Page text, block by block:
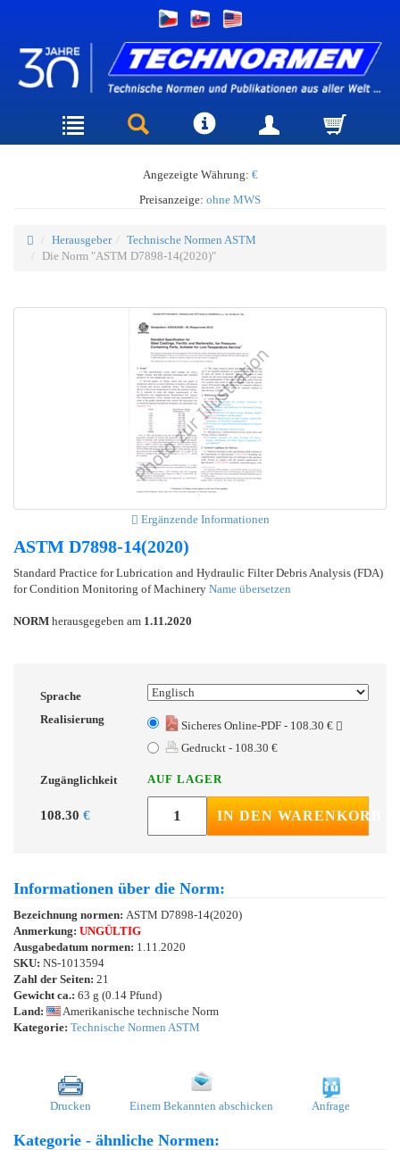
Angezeigte Währung: €
Preisanzeige: ohne MWS
Herausgeber
Technische Normen ASTM
Die Norm "ASTM D7898-14(2020)"
Ergänzende Informationen
ASTM D7898-14(2020)
Standard Practice for Lubrication and Hydraulic Filter Debris Analysis (FDA)
for Condition Monitoring of Machinery Name übersetzen
NORM herausgegeben am 1.11.2020
Sprache
Realisierung
Sicheres Online-PDF - 108.30 €
Gedruckt - 108.30 €
Zugänglichkeit AUF LAGER
108.30 € IN DEN WARENKORB
Informationen über die Norm:
Bezeichnung normen: ASTM D7898-14(2020)
Anmerkung: UNGÜLTIG
Ausgabedatum normen: 1.11.2020
SKU: NS-1013594
Zahl der Seiten: 21
Gewicht ca.: 63 g (0.14 Pfund)
Land:
Amerikanische technische Norm
Kategorie: Technische Normen ASTM
Drucken Einem Bekannten abschicken Anfrage
Kategorie - ähnliche Normen: